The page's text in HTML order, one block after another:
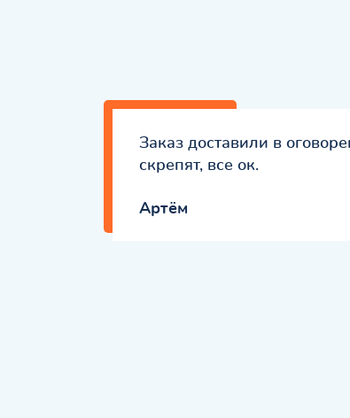
Заказ доставили в
скрепят, все ок.
Артём